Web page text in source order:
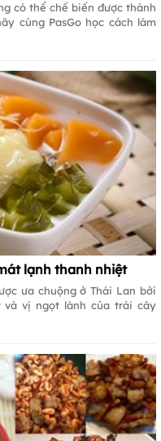
có thể chế biến được thành
cùng PasGo học cách làm
lạnh thanh nhiệt
ưa chuộng ở Thái Lan bởi
và vị ngọt lành của trái cây